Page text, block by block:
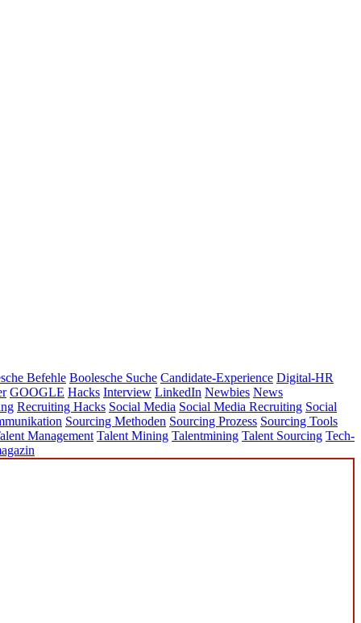
Befehle Boolesche Suche Candidate-Experience Digital-HR
GOOGLE Hacks Interview LinkedIn Newbies News
Recruiting Hacks Social Media Social Media Recruiting Social
Sourcing Methoden Sourcing Prozess Sourcing Tools
Management Talent Mining Talentmining Talent Sourcing Tech-